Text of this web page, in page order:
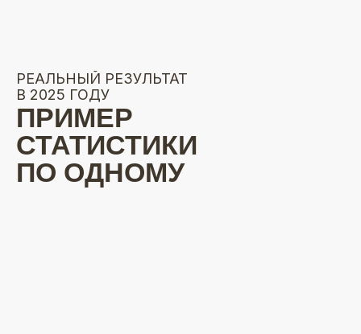
ПРИМЕР
СТАТИСТИКИ
ПО ОДНОМУ
РЕАЛЬНЫЙ РЕЗУЛЬТАТ
В 2025 ГОДУ